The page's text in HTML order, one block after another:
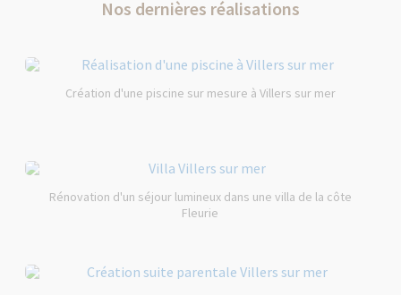
Nos dernières réalisations
Création d'une piscine sur mesure à Villers sur mer
Rénovation d'un séjour lumineux dans une villa de la côte
Fleurie